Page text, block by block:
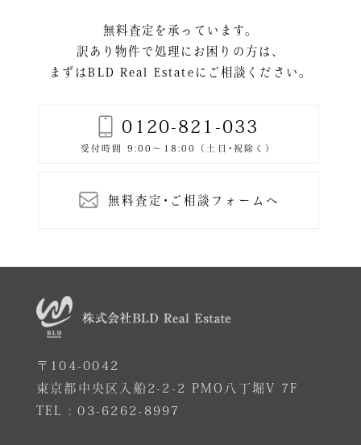
無料査定を承っています。
訳あり物件で処理にお困りの方は、
まずはBLD Real Estateにご相談ください。
0120-821-033
無料査定･ご相談フォームへ
〒104-0042
東京都中央区入船2-2-2 PMO八丁堀V 7F
TEL :03-6262-8997